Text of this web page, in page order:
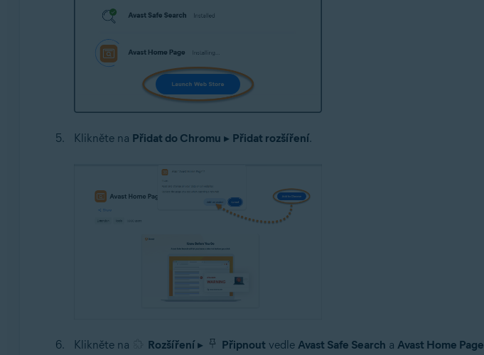
Klikněte na Přidat do Chromu ▸ Přidat rozšíření.
Klikněte na Rozšíření▸ Připnout vedle Avast Safe Search a Avast Home Page